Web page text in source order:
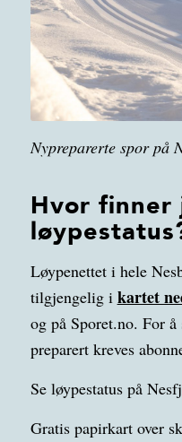
Nypreparerte spor på
Hvor finner
Løypenettet i hele
tilgjengelig i kartet
og på Sporet.no. For
preparert kreves
Se løypestatus på
Gratis papirkart over